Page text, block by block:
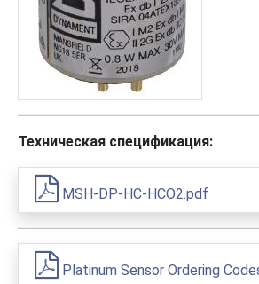
Техническая спецификация:
MSH-DP-HC-HCO2.pdf
Platinum Sensor Ordering